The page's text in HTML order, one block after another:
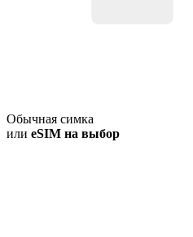
Обычная симка
или eSIM на выбор